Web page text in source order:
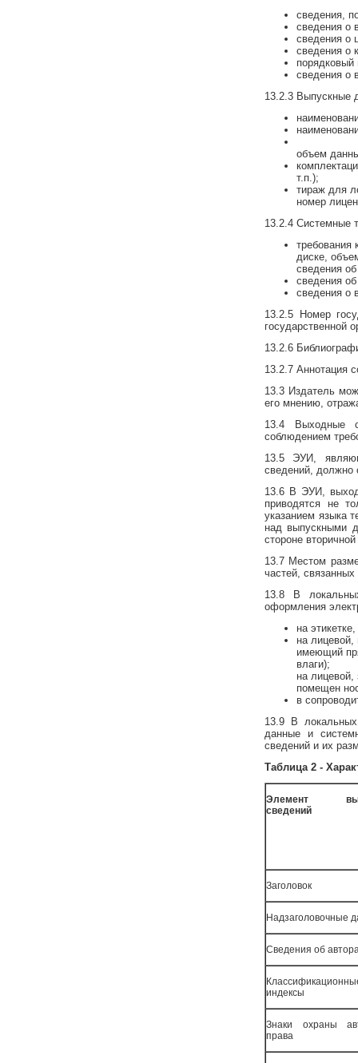
сведения,
сведения о
сведения о
сведения о
сведения о
13.2.3 Выпускные
объем
т.п.);
тираж для
номер
13.2.4 Системные
требования
диске,
сведения
сведения
сведения о
13.2.5 Номер
государственной
13.2.6
13.2.7 Аннотация
13.3 Издатель
его мнению,
13.4 Выходные
соблюдением
13.5 ЭУИ,
сведений, должно
13.6 В ЭУИ,
приводятся не
указанием языка
над выпускными
стороне
13.7 Местом
частей,
13.8 В
оформления
на
на лицевой,
имеющий
влаги);
на лицевой,
помещен
в
13.9 В
данные и
сведений и их
Таблица 2 -
Элемент
сведений
Заголовок
Надзаголовочные
Сведения об
индексы
Знаки охраны
права